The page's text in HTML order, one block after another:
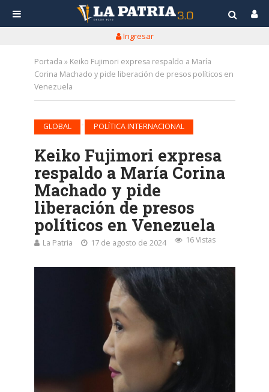
Ingresar
Portada » Keiko Fujimori expresa respaldo a María
Corina Machado y pide liberación de presos políticos en
Venezuela
GLOBAL POLÍTICA INTERNACIONAL
Keiko Fujimori expresa
respaldo a María Corina
Machado y pide
liberación de presos
políticos en Venezuela
La Patria 17 de agosto de 2024 16 Vistas